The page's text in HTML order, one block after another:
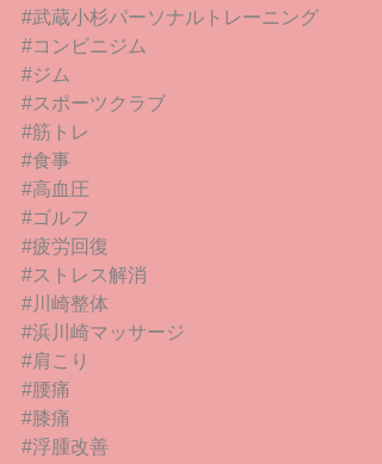
#武蔵小杉パーソナルトレーニング
#コンビニジム
#ジム
#スポーツクラブ
#筋トレ
#食事
#高血圧
#ゴルフ
#疲労回復
#ストレス解消
#川崎整体
#浜川崎マッサージ
#肩こり
#腰痛
#膝痛
#浮腫改善